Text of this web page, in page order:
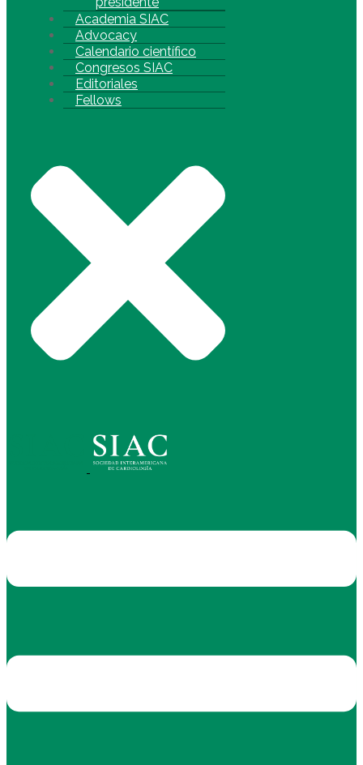
Academia SIAC
Advocacy
Calendario científico
Congresos SIAC
Editoriales
Fellows